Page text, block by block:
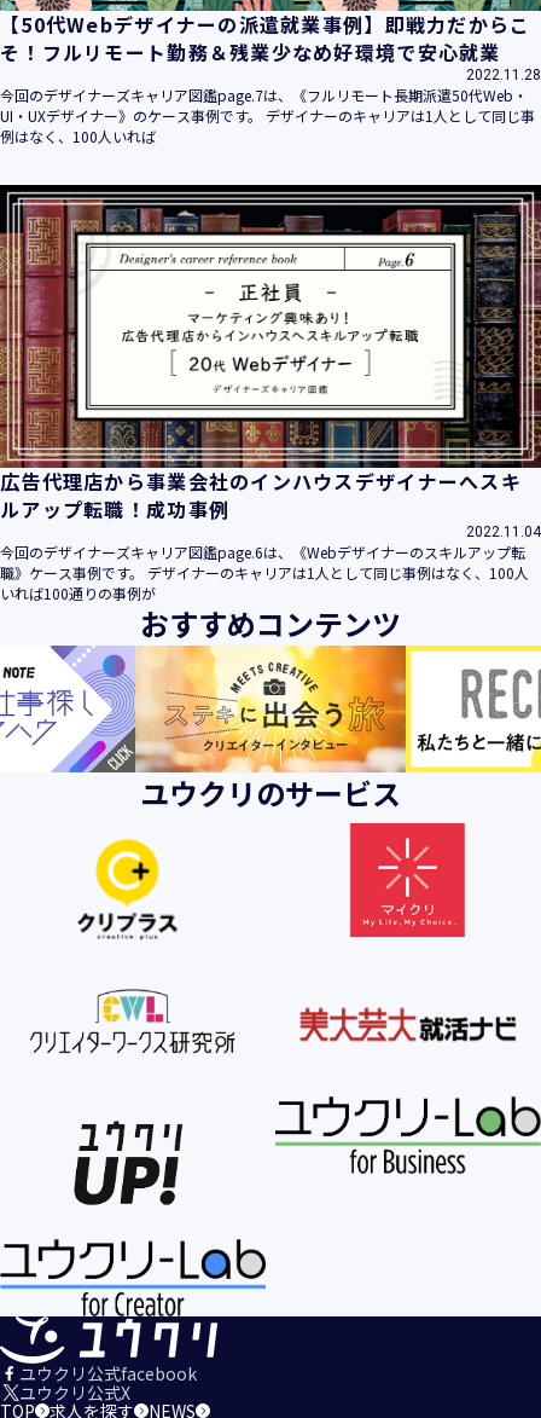
令和6年 5月 1日 改訂
令和7年 2月17日 改訂
株式会社ユウクリ（以下「当社」といいます。）が取得する
個人情報とは、個人の識別に係る以下の情報をいいます。
カード情報、ログインID、パスワード、ニックネーム、IPア
ドレス等において、特定の個人を識別できる情報
（他の情報と照合することができ、それにより特定の個人を
識別することができることとなるものを含みます。）
・当社の運営・提供するサービス（以下総称して「当社サー
ビス」といいます。）において、お客様が、当社でご利用に
なったサービスの内容、ご利用日時、ご利用回数などのご利
用内容及びご利用履歴に関する情報
【個人情報の取得・収集について】
当社は、以下の方法により、個人情報を取得させていただき
ます。
当社サービスにおいて、自ら入力された個人情報を、当社は
取得・収集させていただきます。
・電子メール、郵便、書面、電話等の手段により取得・収集
させていただく方法
当社に対し、電子メール、郵便、書面、電話等の手段によっ
て、ご提供いただいた個人情報を、当社は取得・収集させて
いただきます。
・当社等へアクセスされた際に情報を収集させていただく方
す。これらの情報には、利用されるURL、ブラウザや携帯電
話の種類、IPアドレスなどの情報を含みます。
【個人情報の利用目的の公表】
当社は、個人情報を次の利用目的の範囲内で利用すること
第１項及びJISQ15001:2017の附属書A.3.4.2.4に基づき公表し
＜個人情報の利用目的＞
１．当社のサービスを提供するため
２．当社のサービスを安心・安全にご利用いただける環境整
備のため
３．当社のサービスの運営・管理のため
４．当社のサービスに関するご案内、お問い合せ等への対応
５．当社、その他当社のサービスについての調査・データ集
積、改善、研究開発のため
６．当社がおすすめする商品・サービスなどのご案内を送
信・送付するため
７．当社とお客様の間での必要な連絡を行うため
８．当社のサービスに関する当社の規約、ポリシー等（以下
「規約等」といいます。）に違反する行為に対する対応のた
【50代Webデザイナーの派遣就業事例】即戦力だからこ
そ！フルリモート勤務＆残業少なめ好環境で安心就業
2022.11.28
今回のデザイナーズキャリア図鑑page.7は、《フルリモート長期派遣50代Web・
UI・UXデザイナー》のケース事例です。 デザイナーのキャリアは1人として同じ事
例はなく、100人いれば
広告代理店から事業会社のインハウスデザイナーへスキ
ルアップ転職！成功事例
2022.11.04
今回のデザイナーズキャリア図鑑page.6は、《Webデザイナーのスキルアップ転
職》ケース事例です。 デザイナーのキャリアは1人として同じ事例はなく、100人
いれば100通りの事例が
おすすめコンテンツ
ユウクリのサービス
ユウクリ公式facebook
ユウクリ公式X
TOP 求人を探す NEWS